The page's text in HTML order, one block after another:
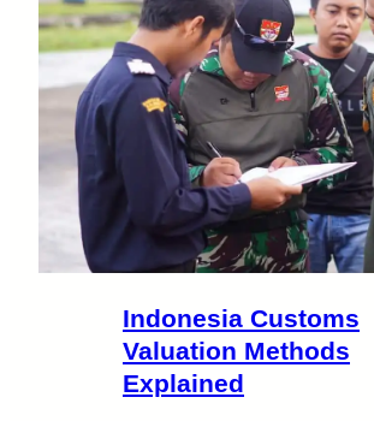
Indonesia Customs
Valuation Methods
Explained